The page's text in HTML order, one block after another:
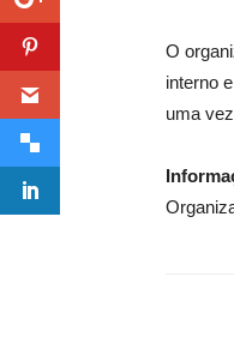
O
interno
uma